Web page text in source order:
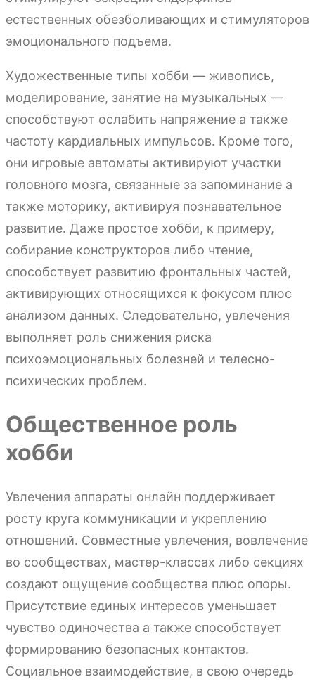
естественных обезболивающих и стимуляторов
эмоционального подъема.
Художественные типы хобби — живопись,
моделирование, занятие на музыкальных —
способствуют ослабить напряжение а также
частоту кардиальных импульсов. Кроме того,
они игровые автоматы активируют участки
головного мозга, связанные за запоминание а
также моторику, активируя познавательное
развитие. Даже простое хобби, к примеру,
собирание конструкторов либо чтение,
способствует развитию фронтальных частей,
активирующих относящихся к фокусом плюс
анализом данных. Следовательно, увлечения
выполняет роль снижения риска
психоэмоциональных болезней и телесно-
психических проблем.
Общественное роль
хобби
Увлечения аппараты онлайн поддерживает
росту круга коммуникации и укреплению
отношений. Совместные увлечения, вовлечение
во сообществах, мастер-классах либо секциях
создают ощущение сообщества плюс опоры.
Присутствие единых интересов уменьшает
чувство одиночества а также способствует
формированию безопасных контактов.
Социальное взаимодействие, в свою очередь